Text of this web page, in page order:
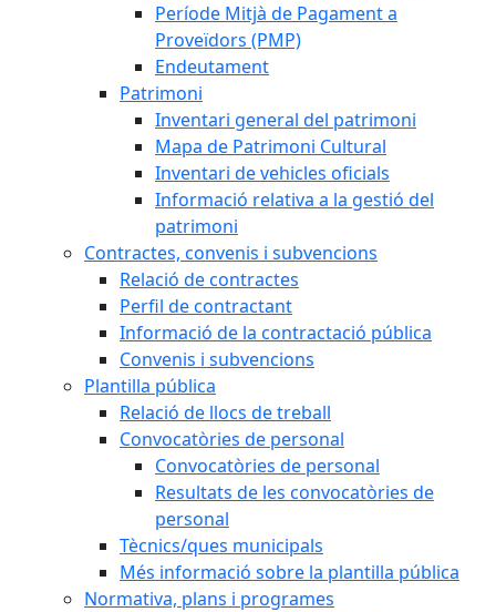
Període Mitjà de Pagament a
Proveïdors (PMP)
Endeutament
Patrimoni
Inventari general del patrimoni
Mapa de Patrimoni Cultural
Inventari de vehicles oficials
Informació relativa a la gestió del
patrimoni
Contractes, convenis i subvencions
Relació de contractes
Perfil de contractant
Informació de la contractació pública
Convenis i subvencions
Plantilla pública
Relació de llocs de treball
Convocatòries de personal
Convocatòries de personal
Resultats de les convocatòries de
personal
Tècnics/ques municipals
Més informació sobre la plantilla pública
Normativa, plans i programes